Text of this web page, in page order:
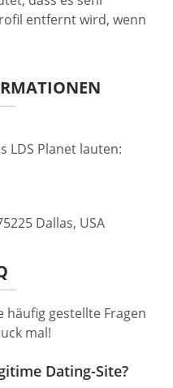
entfernt wird, wenn
LDS Planet lauten:
Dallas, USA
häufig gestellte Fragen
mal!
Dating-Site?